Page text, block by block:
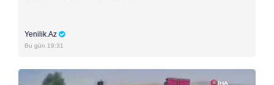
Yenilik.Az
Bu gün 19:31